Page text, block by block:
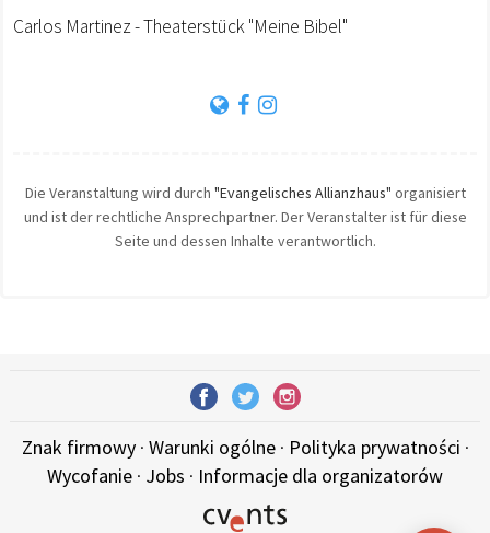
Carlos Martinez - Theaterstück "Meine Bibel"
Die Veranstaltung wird durch "Evangelisches Allianzhaus" organisiert
und ist der rechtliche Ansprechpartner. Der Veranstalter ist für diese
Seite und dessen Inhalte verantwortlich.
Znak firmowy· Warunki ogólne· Polityka prywatności ·
Wycofanie · Jobs · Informacje dla organizatorów